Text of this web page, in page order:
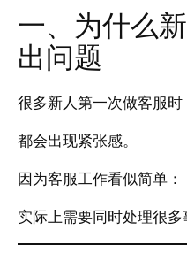
一、为什么
出问题
很多新人第一次做客服时
都会出现紧张感。
因为客服工作看似简单：
实际上需要同时处理很多